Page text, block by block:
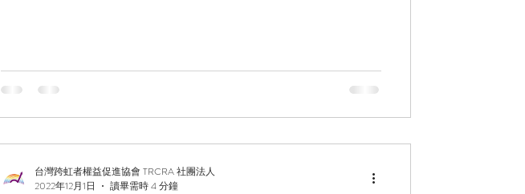
台灣跨虹者權益促進協會 TRCRA 社團法人
2022年12月1日
讀畢需時 4 分鐘